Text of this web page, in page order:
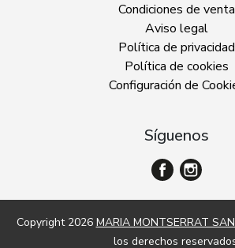
Condiciones de venta
Aviso legal
Política de privacidad
Política de cookies
Configuración de
Síguenos
Copyright 2026 MARIA MONTSERRAT
los derechos